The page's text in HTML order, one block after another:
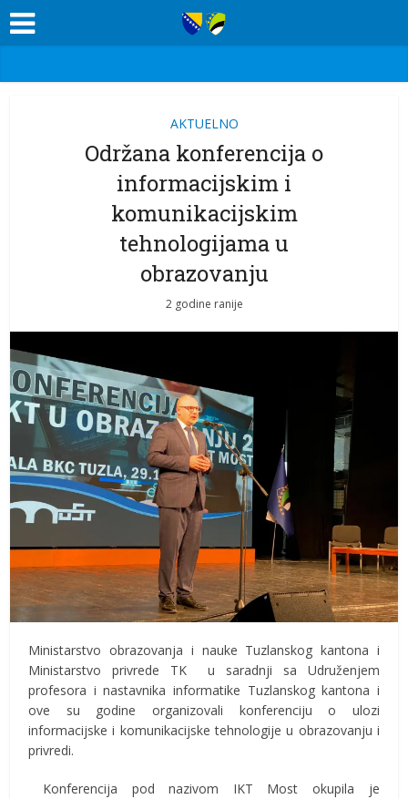
AKTUELNO
Održana konferencija o
informacijskim i
komunikacijskim
tehnologijama u
obrazovanju
2 godine ranije
Ministarstvo obrazovanja i nauke Tuzlanskog kantona i
Ministarstvo privrede TK u saradnji sa Udruženjem
profesora i nastavnika informatike Tuzlanskog kantona i
ove su godine organizovali konferenciju o ulozi
informacijske i komunikacijske tehnologije u obrazovanju i
privredi.
Konferencija pod nazivom IKT Most okupila je